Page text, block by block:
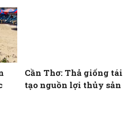
Cần Thơ: Thả giống tái
tạo nguồn lợi thủy sản